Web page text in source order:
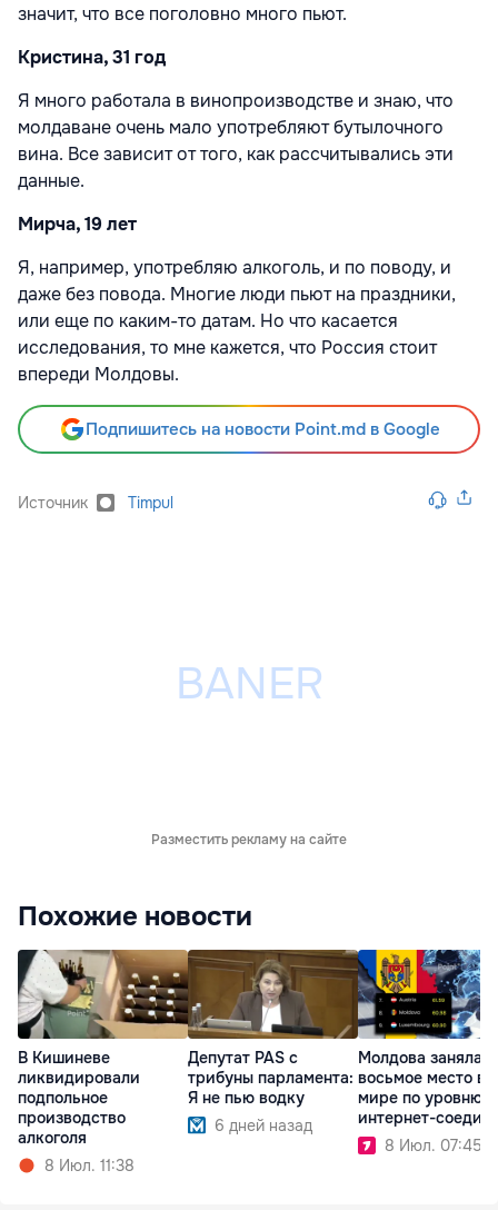
значит, что все поголовно много пьют.
Кристина, 31 год
Я много работала в винопроизводстве и знаю, что
молдаване очень мало употребляют бутылочного
вина. Все зависит от того, как рассчитывались эти
данные.
Мирча, 19 лет
Я, например, употребляю алкоголь, и по поводу, и
даже без повода. Многие люди пьют на праздники,
или еще по каким-то датам. Но что касается
исследования, то мне кажется, что Россия стоит
впереди Молдовы.
Подпишитесь на новости Point.md в Google
Источник Timpul
Разместить рекламу на сайте
Похожие новости
В Кишиневе
ликвидировали
подпольное
производство
алкоголя
8 Июл. 11:38
Депутат PAS с
трибуны парламента:
Я не пью водку
6 дней назад
Молдова заняла
восьмое место в
мире по уровню
интернет-
8 Июл. 07:45